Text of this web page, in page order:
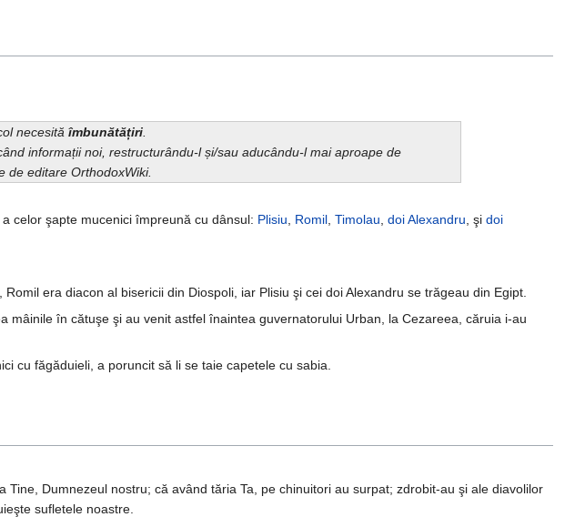
necesită îmbunătățiri.
informații noi, restructurându-l și/sau aducându-l mai aproape de
de editare OrthodoxWiki.
celor şapte mucenici împreună cu dânsul: Plisiu Romil Timolau doi Alexandru , şi doi
era diacon al bisericii din Diospoli, iar Plisiu şi cei doi Alexandru se trăgeau din Egipt.
în cătuşe şi au venit astfel înaintea guvernatorului Urban, la Cezareea, căruia i-au
cu făgăduieli, a poruncit să li se taie capetele cu sabia.
Dumnezeul nostru; că având tăria Ta, pe chinuitori au surpat; zdrobit-au şi ale diavolilor
sufletele noastre.